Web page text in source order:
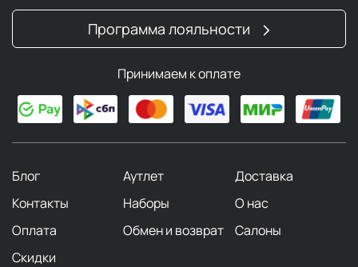
Программа лояльности
Принимаем к оплате
Блог Аутлет
Доставка
Контакты
Наборы
О нас
Оплата
Обмен и возврат
Салоны
Скидки